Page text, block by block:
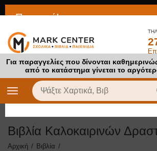
Για παραγγελίες που δίνονται
από το κατάστημα γίνεται το
Βιβλία Καλοκαιρινών
Αρχική / Βιβλία /
Προσοχή!
Το προϊόν στο οποίο προσπαθείτε να
είναι απενεργοποιημένο